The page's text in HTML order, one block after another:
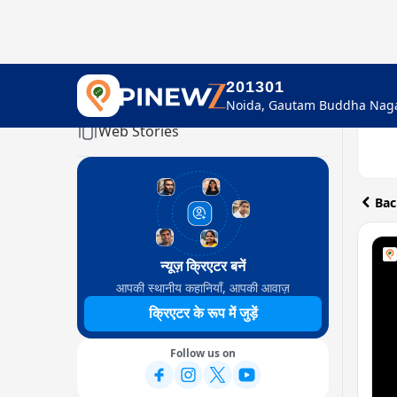
201301
Home
Web Stories
न्यूज़ क्रिएटर बनें
आपकी स्थानीय कहानियाँ, आपकी आवाज़
क्रिएटर के रूप में जुड़ें
Follow us on